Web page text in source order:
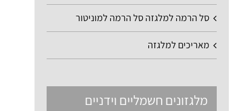
סל הרמה למלגזה סל הרמה למוניטור
מאריכים למלגזה
מלגזונים חשמליים וידניים